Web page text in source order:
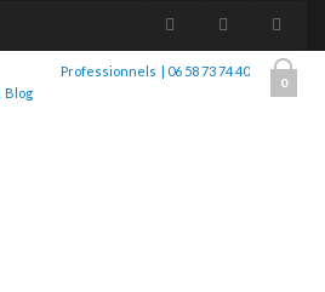
0
Blog
Professionnels | 06 58 73 74 40